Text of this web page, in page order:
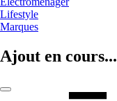
Lifestyle
Marques
Ajout en cours...